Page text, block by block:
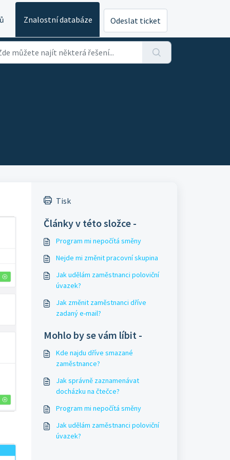
Znalostní databáze Odeslat ticket
Tisk
Články v této složce -
Program mi nepočítá směny
Nejde mi změnit pracovní skupina
Jak udělám zaměstnanci poloviční
úvazek?
Jak změnit zaměstnanci dříve
zadaný e-mail?
Mohlo by se vám líbit -
Kde najdu dříve smazané
zaměstnance?
Jak správně zaznamenávat
docházku na čtečce?
Program mi nepočítá směny
Jak udělám zaměstnanci poloviční
úvazek?